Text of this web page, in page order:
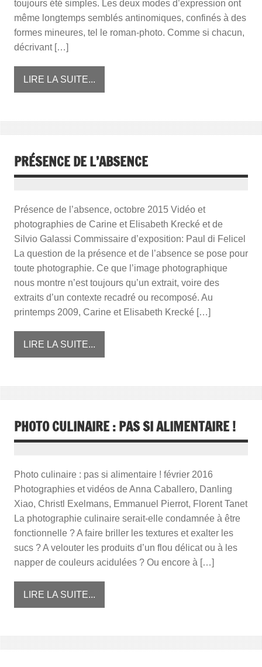
toujours été simples. Les deux modes d’expression ont
même longtemps semblés antinomiques, confinés à des
formes mineures, tel le roman-photo. Comme si chacun,
décrivant […]
LIRE LA SUITE...
PRÉSENCE DE L’ABSENCE
Présence de l’absence, octobre 2015 Vidéo et
photographies de Carine et Elisabeth Krecké et de
Silvio Galassi Commissaire d’exposition: Paul di Felicel
La question de la présence et de l’absence se pose pour
toute photographie. Ce que l’image photographique
nous montre n’est toujours qu’un extrait, voire des
extraits d’un contexte recadré ou recomposé. Au
printemps 2009, Carine et Elisabeth Krecké […]
LIRE LA SUITE...
PHOTO CULINAIRE : PAS SI ALIMENTAIRE !
Photo culinaire : pas si alimentaire ! février 2016
Photographies et vidéos de Anna Caballero, Danling
Xiao, Christl Exelmans, Emmanuel Pierrot, Florent Tanet
La photographie culinaire serait-elle condamnée à être
fonctionnelle ? A faire briller les textures et exalter les
sucs ? A velouter les produits d’un flou délicat ou à les
napper de couleurs acidulées ? Ou encore à […]
LIRE LA SUITE...